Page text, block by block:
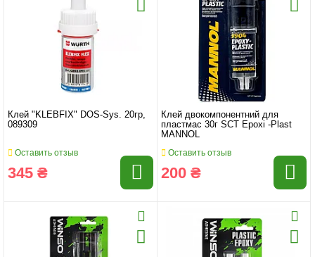
Клей "KLEBFIX" DOS-Sys. 20гр,
089309
Оставить отзыв
345 ₴
Клей двокомпонентний для
пластмас 30г SCT Epoxi -Plast
MANNOL
Оставить отзыв
200 ₴